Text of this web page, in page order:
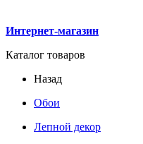
Интернет-магазин
Каталог товаров
Назад
Обои
Лепной декор